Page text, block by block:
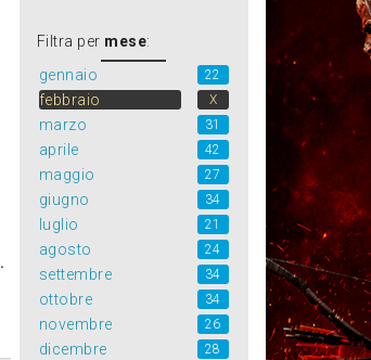
.
Filtra per mese:
gennaio
22
febbraio X
marzo 31
aprile 42
maggio 27
giugno 34
luglio 21
agosto 24
settembre 34
ottobre 34
novembre 26
dicembre 28